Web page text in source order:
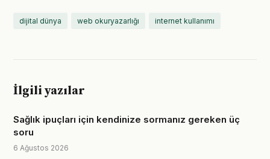
dijital dünya web okuryazarlığı internet kullanımı
İlgili yazılar
Sağlık ipuçları için kendinize sormanız gereken üç
soru
6 Ağustos 2026